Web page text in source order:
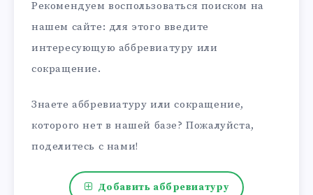
Рекомендуем воспользоваться поиском на
нашем сайте: для этого введите
интересующую аббревиатуру или
сокращение.
Знаете аббревиатуру или сокращение,
которого нет в нашей базе? Пожалуйста,
поделитесь с нами!
Добавить аббревиатуру